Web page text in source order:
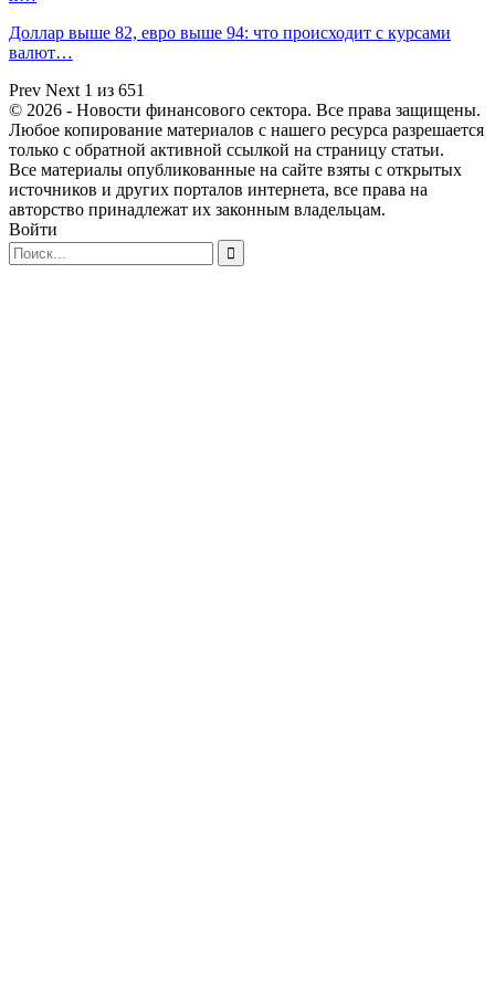
Доллар выше 82, евро выше 94: что происходит с курсами
валют…
Prev Next 1 из 651
© 2026 - Новости финансового сектора. Все права защищены.
Любое копирование материалов с нашего ресурса разрешается
только с обратной активной ссылкой на страницу статьи.
Все материалы опубликованные на сайте взяты с открытых
источников и других порталов интернета, все права на
авторство принадлежат их законным владельцам.
Войти